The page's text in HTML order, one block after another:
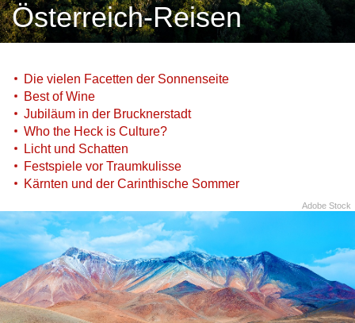
Österreich-Reisen
Die vielen Facetten der Sonnenseite
Best of Wine
Jubiläum in der Brucknerstadt
Who the Heck is Culture?
Licht und Schatten
Festspiele vor Traumkulisse
Kärnten und der Carinthische Sommer
Adobe Stock